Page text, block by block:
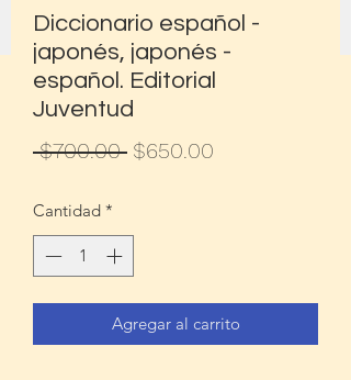
Diccionario español -
japonés, japonés -
español. Editorial
Juventud
$700.00 Precio
$650.00
Cantidad *
Agregar al carrito